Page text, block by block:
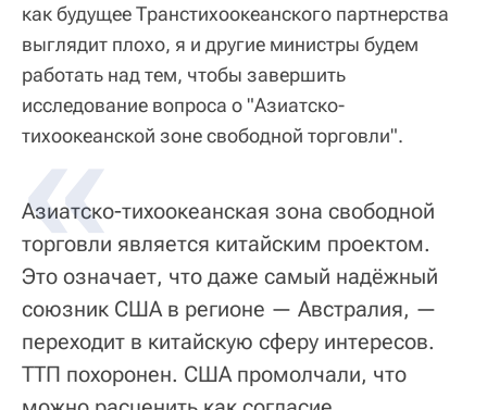
как будущее Транстихоокеанского партнерства
выглядит плохо, я и другие министры будем
работать над тем, чтобы завершить
исследование вопроса о "Азиатско-
тихоокеанской зоне свободной торговли".
Азиатско-тихоокеанская зона свободной
торговли является китайским проектом.
Это означает, что даже самый надёжный
союзник США в регионе — Австралия, —
переходит в китайскую сферу интересов.
ТТП похоронен. США промолчали, что